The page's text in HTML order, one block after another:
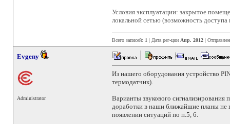
Условия эксплуатации: закрытое
локальной сетью (возможность
Всего записей: 1 | Дата рег-ции Апр. 2012|
Evgeny
Administrator
Из нашего оборудования устройство
термодатчик).
Варианты звукового
доработки в наши ближайшие планы не
появлении ситуаций по п.5, 6.